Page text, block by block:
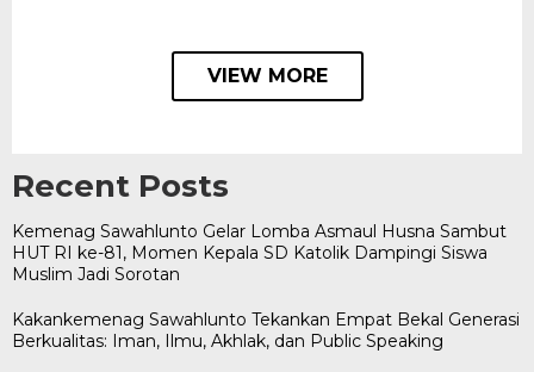
VIEW MORE
Recent Posts
Kemenag Sawahlunto Gelar Lomba Asmaul Husna Sambut
HUT RI ke-81, Momen Kepala SD Katolik Dampingi Siswa
Muslim Jadi Sorotan
Kakankemenag Sawahlunto Tekankan Empat Bekal Generasi
Berkualitas: Iman, Ilmu, Akhlak, dan Public Speaking